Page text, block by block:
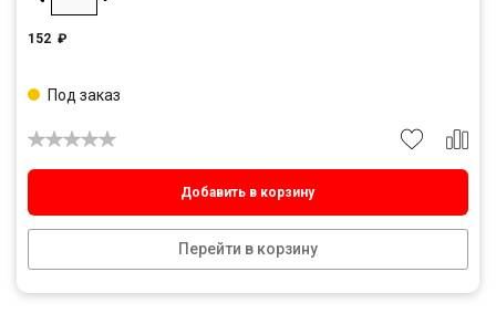
152 ₽
Добавить в корзину
Перейти в корзину
Под заказ